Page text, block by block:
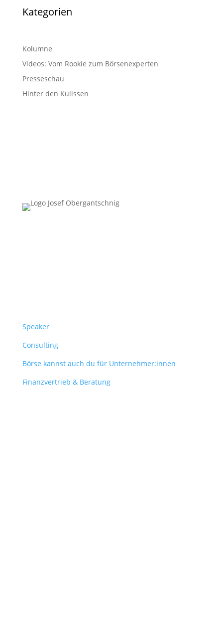
Kategorien
Kolumne
Videos: Vom Rookie zum Börsenexperten
Presseschau
Hinter den Kulissen
Speaker
Consulting
Börse kannst auch du für Unternehmer:innen
Finanzvertrieb & Beratung